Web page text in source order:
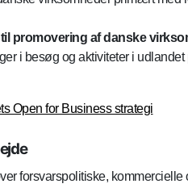
promovering af danske
i besøg og aktiviteter i
Open for Business strategi
forsvarspolitiske,